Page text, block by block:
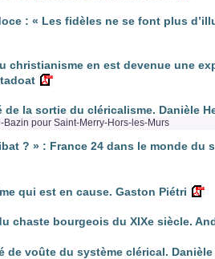
: « Les fidèles ne se font plus
christianisme en est devenue une
la sortie du cléricalisme. Danièle
pour Saint-Merry-Hors-les-Murs
? » : France 24 dans le monde du
qui est en cause. Gaston Piétri
chaste bourgeois du XIXe siècle.
de voûte du système clérical.